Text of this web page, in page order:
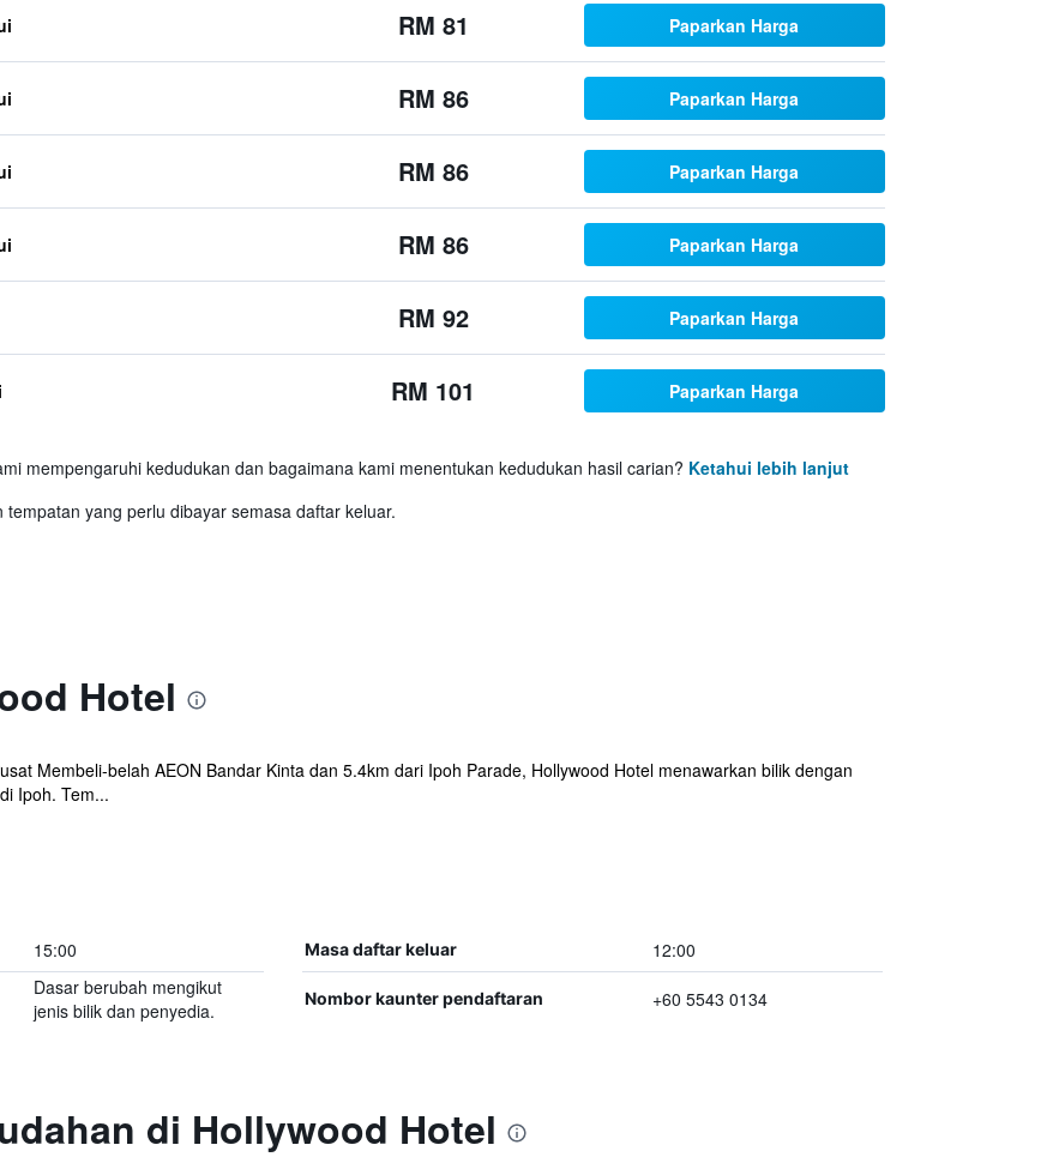
RM 81 Paparkan Harga
RM 86 Paparkan Harga
RM 86 Paparkan Harga
RM 86 Paparkan Harga
RM 92 Paparkan Harga
RM 101 Paparkan Harga
mempengaruhi kedudukan dan bagaimana kami menentukan kedudukan hasil carian? Ketahui lebih lanjut
yang perlu dibayar semasa daftar keluar.
Hotel
Membeli-belah AEON Bandar Kinta dan 5.4km dari Ipoh Parade, Hollywood Hotel menawarkan bilik dengan
Ipoh. Tem...
15:00 Masa daftar keluar 12:00
Dasar berubah mengikut
jenis bilik dan penyedia.
Nombor kaunter pendaftaran +60 5543 0134
di Hollywood Hotel